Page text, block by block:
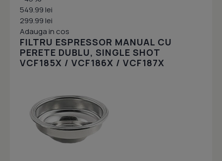
549.99 lei
299.99 lei
Adauga in cos
FILTRU ESPRESSOR MANUAL CU
PERETE DUBLU, SINGLE SHOT
VCF185X / VCF186X / VCF187X